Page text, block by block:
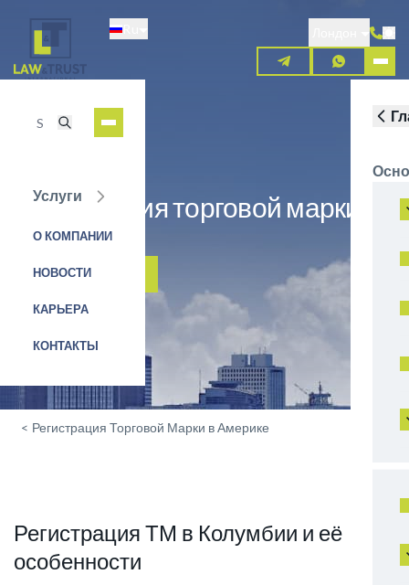
основному
содержанию
Услуги
О КОМПАНИИ
НОВОСТИ
КАРЬЕРА
КОНТАКТЫ
Регистрация торговой марки в
Колумбии
ЗАЯВКА НА УСЛУГУ
< Регистрация Торговой Марки в Америке
Регистрация ТМ в Колумбии и её
особенности